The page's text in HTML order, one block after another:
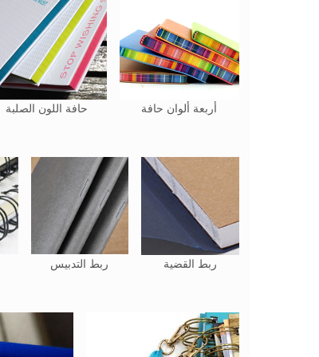
حافة اللون الصلبة أربعة ألوان حافة
ربط التدبيس ربط القضية